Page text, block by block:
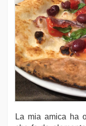
La mia amica ha